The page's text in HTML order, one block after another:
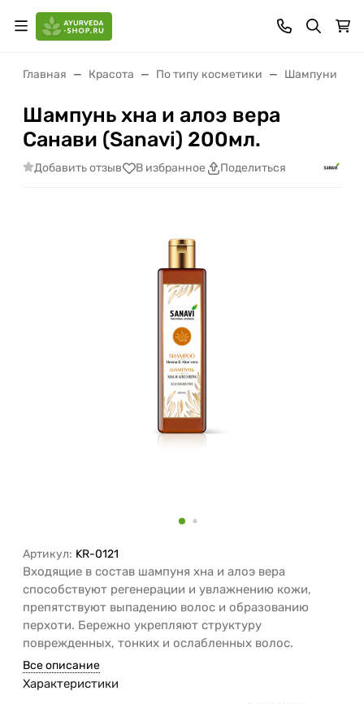
Главная Красота По типу косметики Шампуни
Шампунь хна и алоэ вера
Санави (Sanavi) 200мл.
Добавить отзыв В избранное Поделиться
Артикул: KR-0121
Входящие в состав шампуня хна и алоэ вера
способствуют регенерации и увлажнению кожи,
препятствуют выпадению волос и образованию
перхоти. Бережно укрепляют структуру
поврежденных, тонких и ослабленных волос.
Все описание
Характеристики